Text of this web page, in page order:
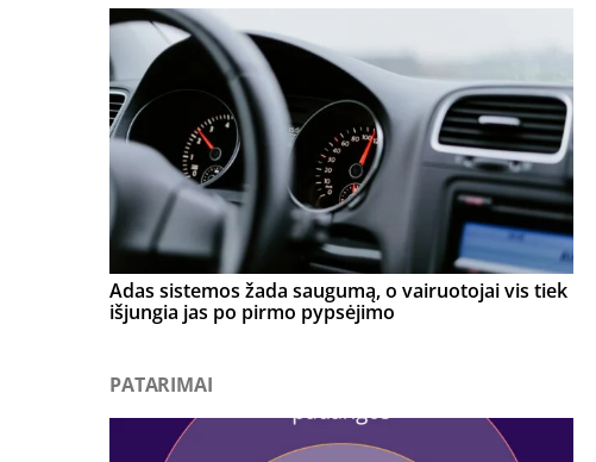
Adas sistemos žada saugumą, o vairuotojai vis tiek
išjungia jas po pirmo pypsėjimo
PATARIMAI